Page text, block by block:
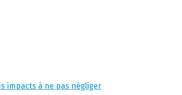
impacts à ne pas négliger